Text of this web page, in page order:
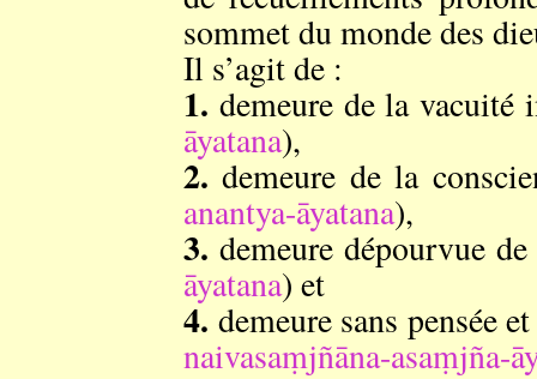
sommet du monde des
Il s’agit de :
1. demeure de la
āyatana),
2. demeure de la
anantya-āyatana),
3. demeure dépourvue
āyatana) et
4. demeure sans pensée
naivasaṃjñāna-asaṃjña-